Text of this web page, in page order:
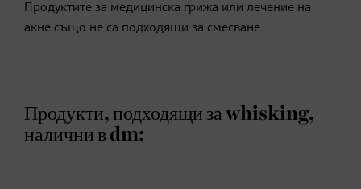
Продуктите за медицинска грижа или лечение на
акне също не са подходящи за смесване.
Продукти, подходящи за whisking,
налични в dm: